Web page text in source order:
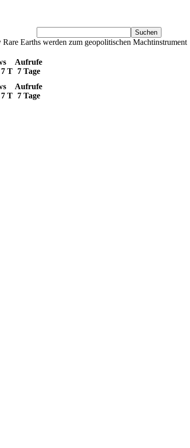
Earths werden zum geopolitischen Machtinstrument
7 T
Aufrufe
7 Tage
7 T
Aufrufe
7 Tage